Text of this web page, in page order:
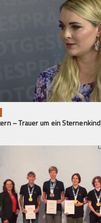
– Trauer um ein Sternenkind